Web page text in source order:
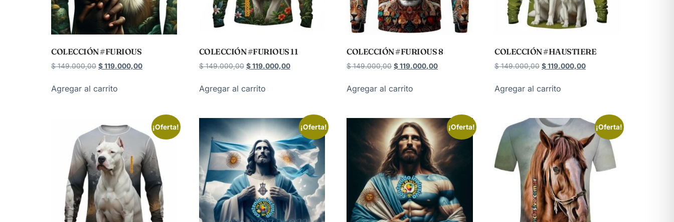
COLECCIÓN #FURIOUS
$149.000,00 $119.000,00
Agregar al carrito
COLECCIÓN #FURIOUS 11
$149.000,00 $119.000,00
Agregar al carrito
COLECCIÓN #FURIOUS 8
$149.000,00 $119.000,00
Agregar al carrito
COLECCIÓN #HAUSTIERE
$149.000,00 $119.000,00
Agregar al carrito
¡Oferta! ¡Oferta! ¡Oferta! ¡Oferta!